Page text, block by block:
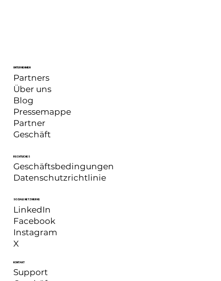
KONTAKT
Support
SOZIALE NETZWERKE
LinkedIn
Facebook
Instagram
X
RECHTLICHES
Geschäftsbedingungen
Datenschutzrichtlinie
UNTERNEHMEN
Blog
Partners
Über uns
Pressemappe
Partner
Geschäft